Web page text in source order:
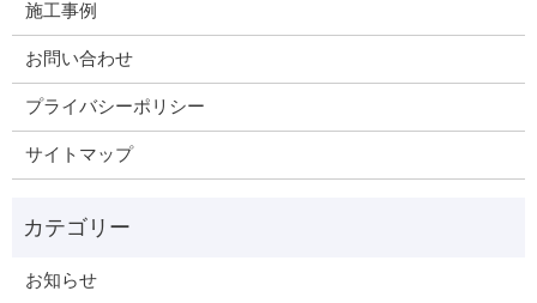
施工事例
お問い合わせ
プライバシーポリシー
サイトマップ
お知らせ